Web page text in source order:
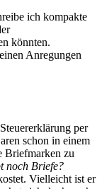
ich kompakte
könnten.
Anregungen
per
schon in einem
Briefmarken zu
noch Briefe?
Vielleicht ist er